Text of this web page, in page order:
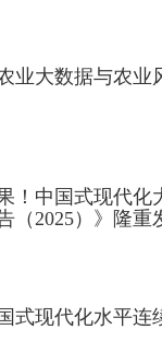
业大数据与农业
！中国式现代化
（2025）》隆重
式现代化水平连